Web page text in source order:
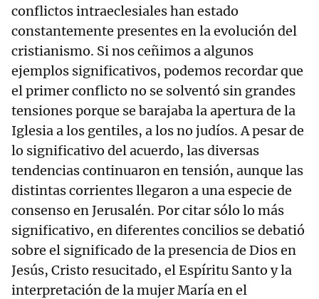
conflictos intraeclesiales han estado
constantemente presentes en la evolución del
cristianismo. Si nos ceñimos a algunos
ejemplos significativos, podemos recordar que
el primer conflicto no se solventó sin grandes
tensiones porque se barajaba la apertura de la
Iglesia a los gentiles, a los no judíos. A pesar de
lo significativo del acuerdo, las diversas
tendencias continuaron en tensión, aunque las
distintas corrientes llegaron a una especie de
consenso en Jerusalén. Por citar sólo lo más
significativo, en diferentes concilios se debatió
sobre el significado de la presencia de Dios en
Jesús, Cristo resucitado, el Espíritu Santo y la
interpretación de la mujer María en el